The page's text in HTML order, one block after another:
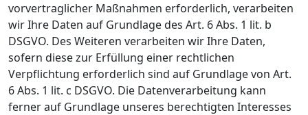
vorvertraglicher Maßnahmen erforderlich, verarbeiten
wir Ihre Daten auf Grundlage des Art. 6 Abs. 1 lit. b
DSGVO. Des Weiteren verarbeiten wir Ihre Daten,
sofern diese zur Erfüllung einer rechtlichen
Verpflichtung erforderlich sind auf Grundlage von Art.
6 Abs. 1 lit. c DSGVO. Die Datenverarbeitung kann
ferner auf Grundlage unseres berechtigten Interesses